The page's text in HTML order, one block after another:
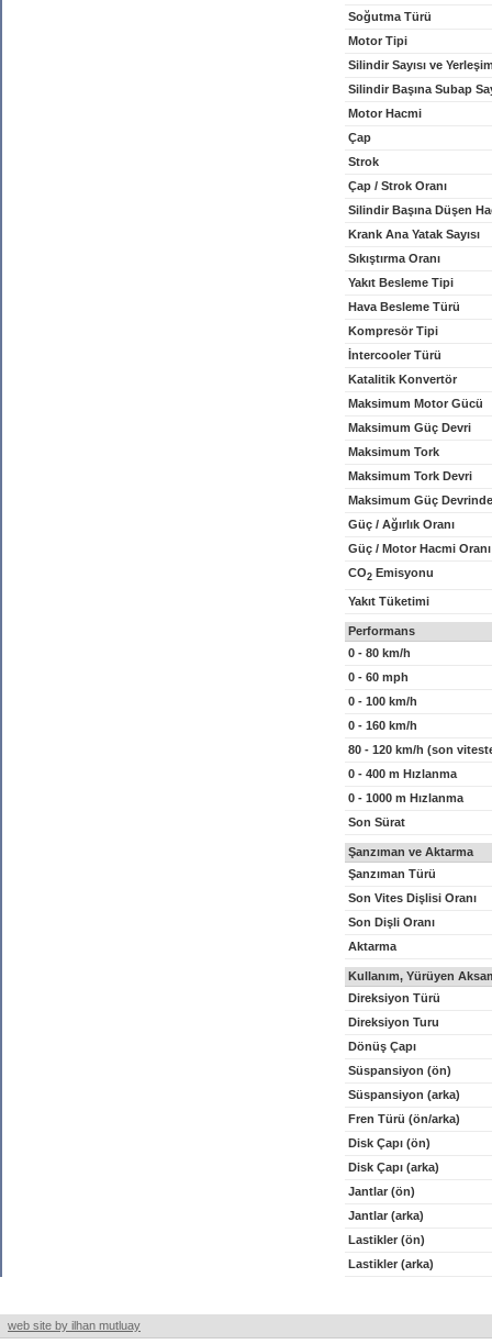
Soğutma Türü
Motor Tipi
Silindir Sayısı ve
Silindir Başına Subap
Motor Hacmi
Çap
Strok
Çap / Strok Oranı
Silindir Başına Düşen
Krank Ana Yatak Sayısı
Sıkıştırma Oranı
Yakıt Besleme Tipi
Hava Besleme Türü
Kompresör Tipi
İntercooler Türü
Katalitik Konvertör
Maksimum Motor Gücü
Maksimum Güç Devri
Maksimum Tork
Maksimum Tork Devri
Maksimum Güç
Güç / Ağırlık Oranı
Güç / Motor Hacmi Oranı
CO2 Emisyonu
Yakıt Tüketimi
Performans
0 - 80 km/h
0 - 60 mph
0 - 100 km/h
0 - 160 km/h
80 - 120 km/h (son
0 - 400 m Hızlanma
0 - 1000 m Hızlanma
Son Sürat
Şanzıman ve Aktarma
Şanzıman Türü
Son Vites Dişlisi Oranı
Son Dişli Oranı
Aktarma
Kullanım, Yürüyen
Direksiyon Türü
Direksiyon Turu
Dönüş Çapı
Süspansiyon (ön)
Süspansiyon (arka)
Fren Türü (ön/arka)
Disk Çapı (ön)
Disk Çapı (arka)
Jantlar (ön)
Jantlar (arka)
Lastikler (ön)
Lastikler (arka)
web site by ilhan mutluay